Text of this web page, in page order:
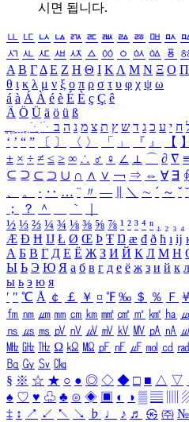
시면 됩니다.
ㅥ ㅦ ㅧ ㅨ ㅩ ㅪ ㅫ ㅬ ㅭ ㅮ ㅯ
ㅺ ㅻ ㅼ ㅽ ㅾ ㅿ ㆀ ㆁ ㆂ ㆃ ㆄ
Α Β ΓΔ Ε Ζ Η Θ Ι ΚΛ Μ Ν Ξ Ο Π
θ ι κ λ μ ν ξ ο π ρ σ τ υ φ χ ψ ω
á à Á À é è É È ç Ç ê
Ä Ö Ü ä ö ü ß
ִֶֹ ֻּ ׁׂ ח י ע כ ג ד ש ץ ת צ מ נ ה ב
‘ ’ “ ” 〔 〕 〈 〉 「 」 『 』 【 】
± × ÷ ≠ ≤ ≥ ∞ ∴ ♂ ♀ ∠ ⊥ ⌒ ∂ ∇ ≡
⊆ ⊇ ⊂ ⊃ ∪ ∩ ∧ ∨ ￢ ⇒ ⇔ ∀ ∃ ∮
、
。 · ‥ … ¨ 〃 ― ＼ ∼ ´ ～ ˇ ˘
；
？ ＾ ｀
½ ⅓ ⅔ ¼ ¾ ⅛ ⅜ ⅝ ⅞ ¹ ² ³ ⁴ ⁿ ₁ ₂ ₃ ₄
Æ Ð Ħ Ĳ Ł Ø Œ Þ Ŧ Ŋ æ đ ð ħ ı ĳ
А Б В Г Д Е Ё Ж З И Й К Л М Н
Ы Ь Э Ю Я а б в г д е ё ж з и й к л
ы ь э ю я
′ ″ ℃ Å ￠ ￡ ￥ ¤ ℉ ‰ ＄ ％ Ｆ
㎙ ㎚ ㎛ ㎜ ㎝ ㎞ ㎟ ㎠ ㎡ ㎢ ㏊
㎱ ㎲ ㎳ ㎴ ㎵ ㎶ ㎷ ㎸ ㎹ ㎀ ㎁
㎒ ㎓ ㎔ Ω ㏀ ㏁ ㎊ ㎋ ㎌ ㏖ ㏅ ㎭
㏃ ㏉ ㏜ ㏆
§ ※ ☆ ★ ○ ● ◎ ◇ ◆ □ ■ △ ▽
♠ ♡ ♥ ♧ ♣ ⊙ ◈ ▣ ◐ ◑ ▒ ▤
‡ ↕ ↗ ↙ ↖ ↘ ♭ ♩ ♪ ♬ ㉿ ㈜ №